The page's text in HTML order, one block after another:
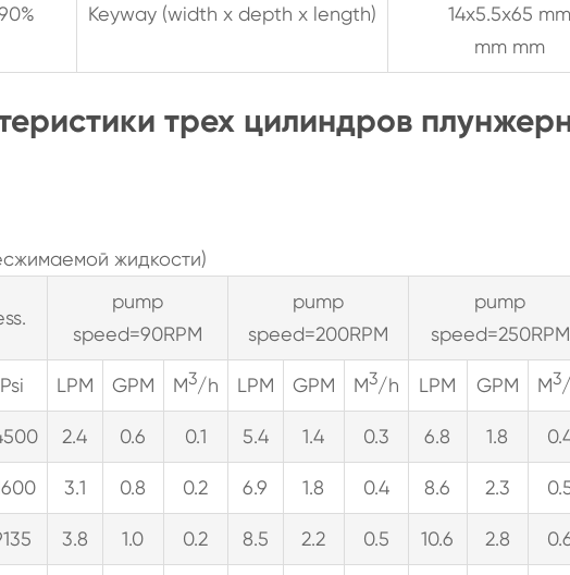
Keyway (width x depth x length)
14x5.5x65 mm
mm mm
трех цилиндров
жидкости)
pump
speed=90RPM
pump
speed=200RPM
pump
speed=250RPM
Psi LPM GPM M3/h LPM GPM M3/h LPM GPM M3
2.4 0.6 0.1 5.4 1.4 0.3 6.8 1.8
3.1 0.8 0.2 6.9 1.8 0.4 8.6 2.3
3.8 1.0 0.2 8.5 2.2 0.5 10.6 2.8